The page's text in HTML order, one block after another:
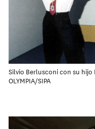
Silvio Berlusconi con su
OLYMPIA/SIPA